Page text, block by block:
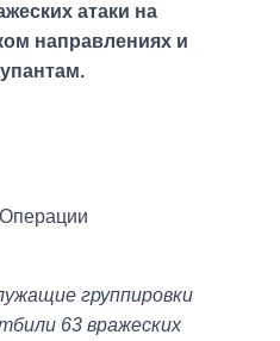
атаки на
направлениях и
группировки
63 вражеских